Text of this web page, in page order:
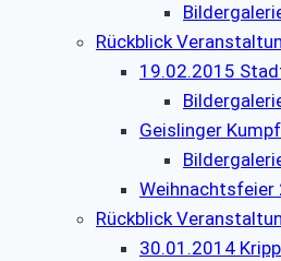
Rückblick
19.02.2015
Geislinger
Weihnachtsfeier
Rückblick
30.01.2014